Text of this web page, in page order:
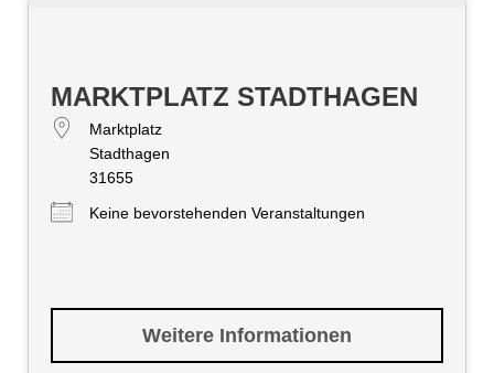
MARKTPLATZ STADTHAGEN
Marktplatz
Stadthagen
31655
Keine bevorstehenden Veranstaltungen
Weitere Informationen